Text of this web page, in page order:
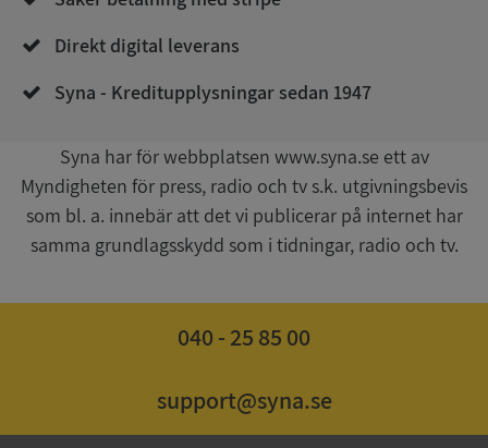
Direkt digital leverans
Syna - Kreditupplysningar sedan 1947
Syna har för webbplatsen www.syna.se ett av
Myndigheten för press, radio och tv s.k. utgivningsbevis
som bl. a. innebär att det vi publicerar på internet har
samma grundlagsskydd som i tidningar, radio och tv.
040 - 25 85 00
support@syna.se
VISITOR_PRIVACY_METADATA
YouTube
.youtube.com
5 månader
4 veckor
Google
Privacy Policy